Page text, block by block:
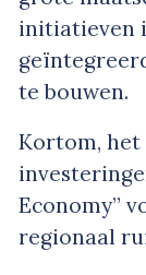
initiatieven
te bouwen.
Kortom, het
Economy”
regionaal